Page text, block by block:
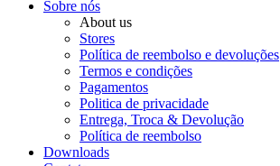
Sobre nós
About us
Stores
Política de reembolso e devoluções
Termos e condições
Pagamentos
Politica de privacidade
Entrega, Troca & Devolução
Política de reembolso
Downloads